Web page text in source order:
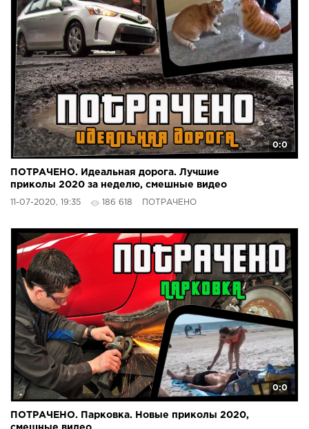
0:0
ПОТРАЧЕНО. Идеальная дорога. Лучшие
приколы 2020 за неделю, смешные видео
11-07-2020, 19:35 186 618 ПОТРАЧЕНО
0:0
ПОТРАЧЕНО. Парковка. Новые приколы 2020,